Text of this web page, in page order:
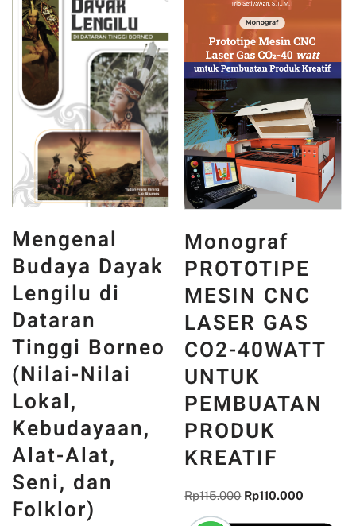
Mengenal
Budaya Dayak
Lengilu di
Dataran
Tinggi Borneo
(Nilai-Nilai
Lokal,
Kebudayaan,
Alat-Alat,
Seni, dan
Folklor)
Monograf
PROTOTIPE
MESIN CNC
LASER GAS
CO2-40WATT
UNTUK
PEMBUATAN
PRODUK
KREATIF
Rp115.000 Rp110.000